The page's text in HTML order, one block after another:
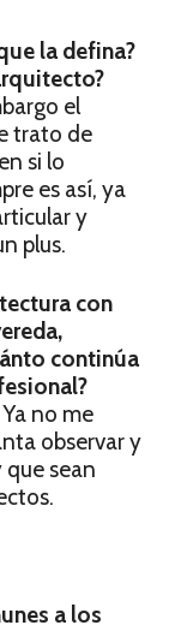
la defina?
el
trato de
si lo
es así, ya
y
plus.
con
continúa
no me
observar y
que sean
a los